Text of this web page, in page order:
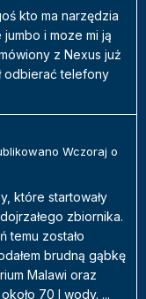
kto ma narzędzia
i moze mi ją
z Nexus już
odbierać telefony
Wczoraj o
które startowały
zbiornika.
temu zostało
brudną gąbkę
Malawi oraz
70 l wody. ...